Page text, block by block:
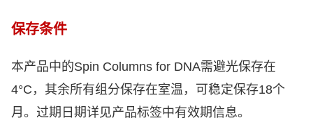
保存条件
本产品中的Spin Columns for DNA需避光保存在
4°C ，其余所有组分保存在室温，可稳定保存18个
月。过期日期详见产品标签中有效期信息。